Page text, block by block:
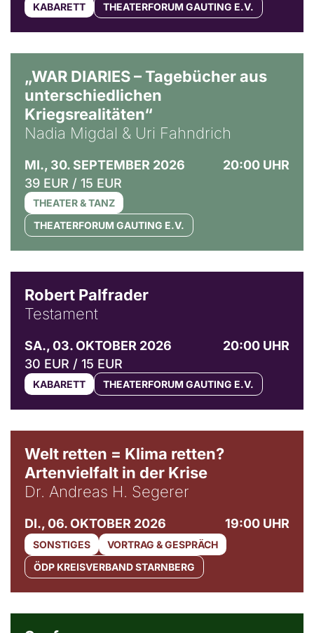
KABARETT THEATERFORUM GAUTING E.V.
„WAR DIARIES – Tagebücher aus
unterschiedlichen
Kriegsrealitäten“
Nadia Migdal & Uri Fahndrich
MI., 30. SEPTEMBER 2026
20:00 UHR
39 EUR / 15 EUR
THEATER & TANZ
THEATERFORUM GAUTING E.V.
Robert Palfrader
Testament
SA., 03. OKTOBER 2026
20:00 UHR
30 EUR / 15 EUR
KABARETT THEATERFORUM GAUTING E.V.
Welt retten = Klima retten?
Artenvielfalt in der Krise
Dr. Andreas H. Segerer
DI., 06. OKTOBER 2026 19:00 UHR
SONSTIGES
VORTRAG & GESPRÄCH
ÖDP KREISVERBAND STARNBERG